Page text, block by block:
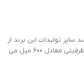
همانند سایر تولیدات این برند از
جنس استیل 304 ضد زنگ ساخته شده و دارای ظرفیتی معادل 600 میل می